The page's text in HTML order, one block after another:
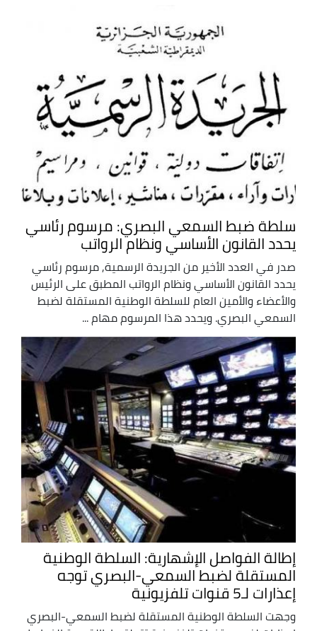
سلطة ضبط السمعي البصري: مرسوم رئاسي
يحدد القانون الأساسي ونظام الرواتب
صدر في العدد الأخير من الجريدة الرسمية, مرسوم رئاسي
يحدد القانون الأساسي ونظام الرواتب المطبق على الرئيس
والأعضاء والأمين العام للسلطة الوطنية المستقلة لضبط
السمعي البصري. ويحدد هذا المرسوم مهام ...
إطالة الفواصل الإشهارية: السلطة الوطنية
المستقلة لضبط السمعي-البصري توجه
إعذارات لـ5 قنوات تلفزيونية
وجهت السلطة الوطنية المستقلة لضبط السمعي-البصري